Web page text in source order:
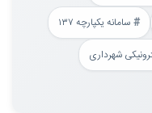
سامانه یکپارچه ۱۳۷
شهرداری